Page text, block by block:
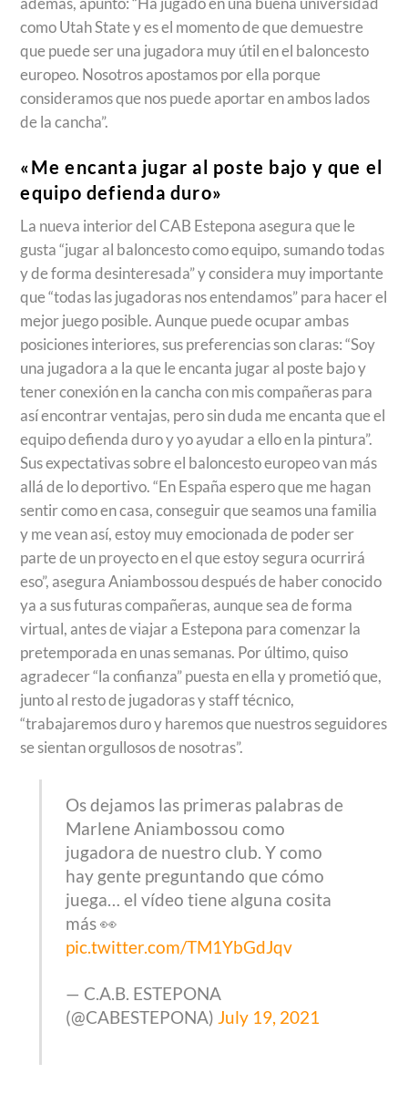
como Utah State y es el momento de que demuestre
que puede ser una jugadora muy útil en el baloncesto
europeo. Nosotros apostamos por ella porque
consideramos que nos puede aportar en ambos lados
de la cancha”.
«Me encanta jugar al poste bajo y que el
equipo defienda duro»
La nueva interior del CAB Estepona asegura que le
gusta “jugar al baloncesto como equipo, sumando todas
y de forma desinteresada” y considera muy importante
que “todas las jugadoras nos entendamos” para hacer el
mejor juego posible. Aunque puede ocupar ambas
posiciones interiores, sus preferencias son claras: “Soy
una jugadora a la que le encanta jugar al poste bajo y
tener conexión en la cancha con mis compañeras para
así encontrar ventajas, pero sin duda me encanta que el
equipo defienda duro y yo ayudar a ello en la pintura”.
Sus expectativas sobre el baloncesto europeo van más
allá de lo deportivo. “En España espero que me hagan
sentir como en casa, conseguir que seamos una familia
y me vean así, estoy muy emocionada de poder ser
parte de un proyecto en el que estoy segura ocurrirá
eso”, asegura Aniambossou después de haber conocido
ya a sus futuras compañeras, aunque sea de forma
virtual, antes de viajar a Estepona para comenzar la
pretemporada en unas semanas. Por último, quiso
agradecer “la confianza” puesta en ella y prometió que,
junto al resto de jugadoras y staff técnico,
“trabajaremos duro y haremos que nuestros seguidores
se sientan orgullosos de nosotras”.
Os dejamos las primeras palabras de
Marlene Aniambossou como
jugadora de nuestro club. Y como
hay gente preguntando que cómo
juega… el vídeo tiene alguna cosita
más 👀
pic.twitter.com/TM1YbGdJqv
— C.A.B. ESTEPONA
(@CABESTEPONA) July 19, 2021